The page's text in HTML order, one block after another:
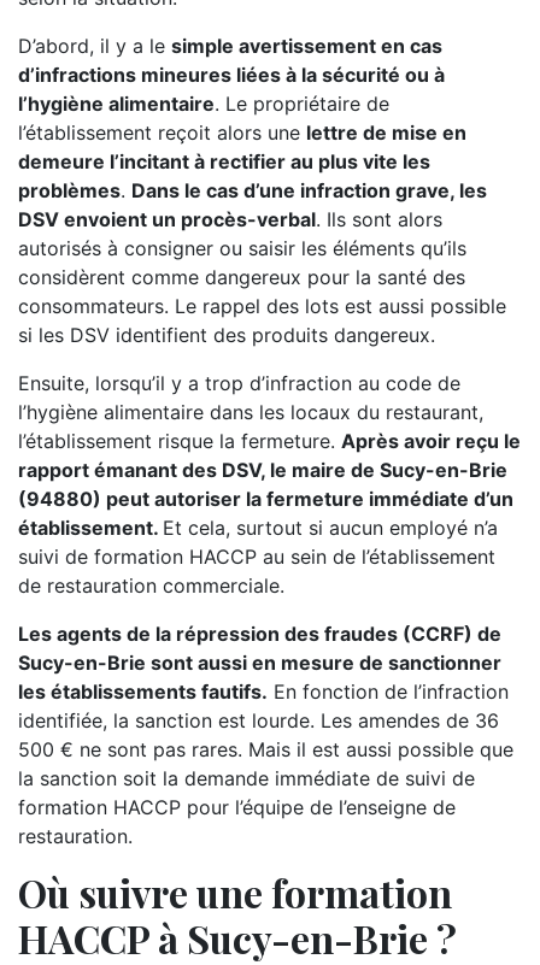
D’abord, il y a le simple avertissement en cas
d’infractions mineures liées à la sécurité ou à
l’hygiène alimentaire. Le propriétaire de
l’établissement reçoit alors une lettre de mise en
demeure l’incitant à rectifier au plus vite les
problèmes. Dans le cas d’une infraction grave, les
DSV envoient un procès-verbal. Ils sont alors
autorisés à consigner ou saisir les éléments qu’ils
considèrent comme dangereux pour la santé des
consommateurs. Le rappel des lots est aussi possible
si les DSV identifient des produits dangereux.
Ensuite, lorsqu’il y a trop d’infraction au code de
l’hygiène alimentaire dans les locaux du restaurant,
l’établissement risque la fermeture. Après avoir reçu le
rapport émanant des DSV, le maire de Sucy-en-Brie
(94880) peut autoriser la fermeture immédiate d’un
établissement. Et cela, surtout si aucun employé n’a
suivi de formation HACCP au sein de l’établissement
de restauration commerciale.
Les agents de la répression des fraudes (CCRF) de
Sucy-en-Brie sont aussi en mesure de sanctionner
les établissements fautifs. En fonction de l’infraction
identifiée, la sanction est lourde. Les amendes de 36
500 € ne sont pas rares. Mais il est aussi possible que
la sanction soit la demande immédiate de suivi de
formation HACCP pour l’équipe de l’enseigne de
restauration.
Où suivre une formation
HACCP à Sucy-en-Brie ?